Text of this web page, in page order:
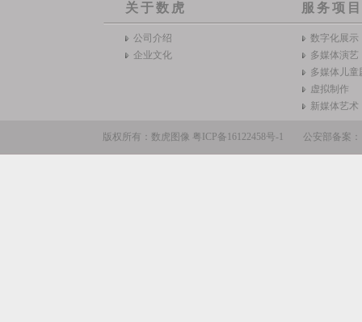
关于数虎 服务项目
公司介绍
企业文化
数字化展示
多媒体演艺
多媒体儿童
虚拟制作
新媒体艺术
版权所有：数虎图像 粤ICP备16122458号-1 公安部备案：